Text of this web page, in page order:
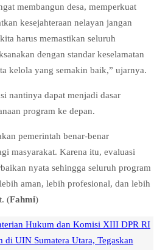
membangun desa, memperkuat
kesejahteraan nelayan jangan
harus memastikan seluruh
dengan standar keselamatan
kelola yang semakin baik,” ujarnya.
nantinya dapat menjadi dasar
program ke depan.
pemerintah benar-benar
masyarakat. Karena itu, evaluasi
nyata sehingga seluruh program
aman, lebih profesional, dan lebih
(Fahmi)
Hukum dan Komisi XIII DPR RI
di UIN Sumatera Utara, Tegaskan